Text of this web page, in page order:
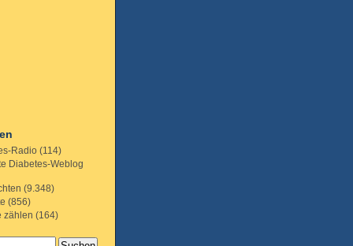
Radio (114)
Diabetes-Weblog
(9.348)
(856)
zählen (164)